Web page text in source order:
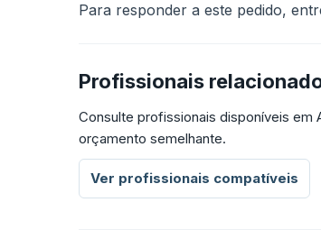
Para responder a este pedido,
Profissionais
Consulte profissionais disponíveis em
orçamento semelhante.
Ver profissionais compatíveis